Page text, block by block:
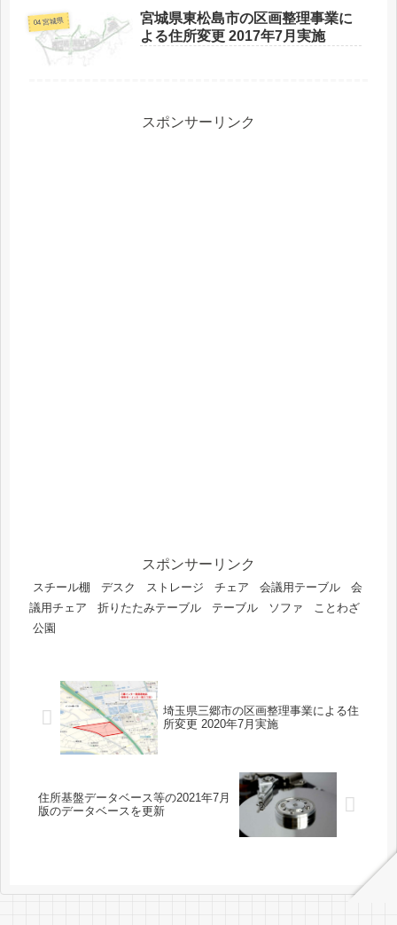
04 宮城県
宮城県東松島市の区画整理事業に
よる住所変更 2017年7月実施
スポンサーリンク
スポンサーリンク
スチール棚 デスク ストレージ チェア 会議用テーブル
会
議用チェア
折りたたみテーブル テーブル ソファ
ことわざ
公園
埼玉県三郷市の区画整理事業による住
所変更 2020年7月実施
住所基盤データベース等の2021年7月
版のデータベースを更新